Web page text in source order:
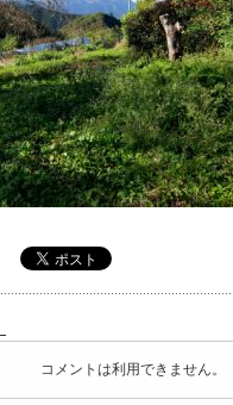
コメントは利用できません。